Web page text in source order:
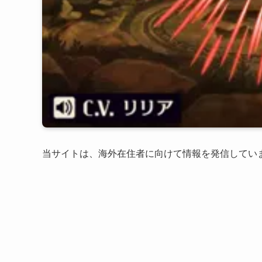
当サイトは、海外在住者に向けて情報を発信してい